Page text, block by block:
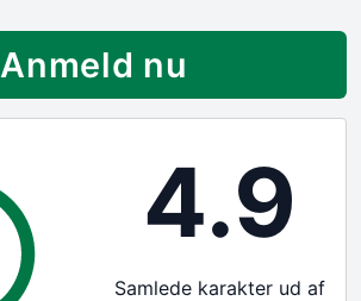
Anmeld nu
4.9
Samlede karakter ud af